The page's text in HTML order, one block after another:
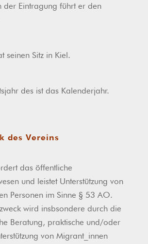
der Eintragung führt er den
seinen Sitz in Kiel.
des ist das Kalenderjahr.
des Vereins
das öffentliche
und leistet Unterstützung von
Personen im Sinne § 53 AO.
wird insbsondere durch die
Beratung, praktische und/oder
von Migrant_innen